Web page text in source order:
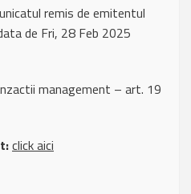
remis de emitentul
de Fri, 28 Feb 2025
management – art. 19
click aici